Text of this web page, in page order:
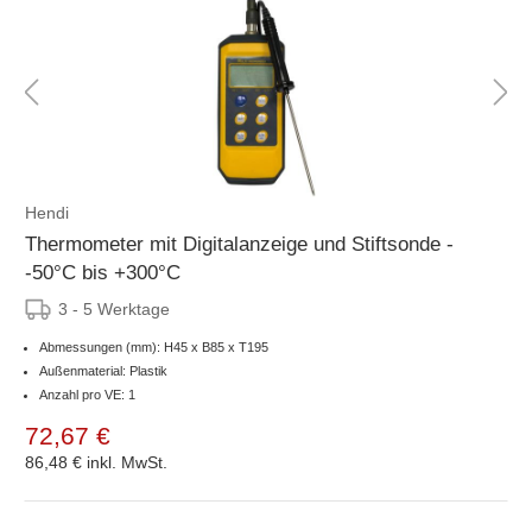
Hendi
Thermometer mit Digitalanzeige und Stiftsonde -
-50°C bis +300°C
3 - 5 Werktage
Abmessungen (mm): H45 x B85 x T195
Außenmaterial: Plastik
Anzahl pro VE: 1
72,67 €
86,48 € inkl. MwSt.